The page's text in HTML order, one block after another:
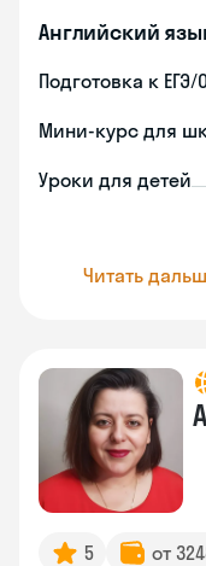
Английский
Подготовка к ЕГЭ/
Мини-курс для
Уроки для детей
Читать
5 от